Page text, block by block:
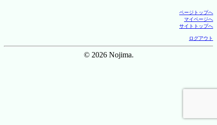
ページトップへ
マイページへ
サイトトップへ
ログアウト
© 2026 Nojima.